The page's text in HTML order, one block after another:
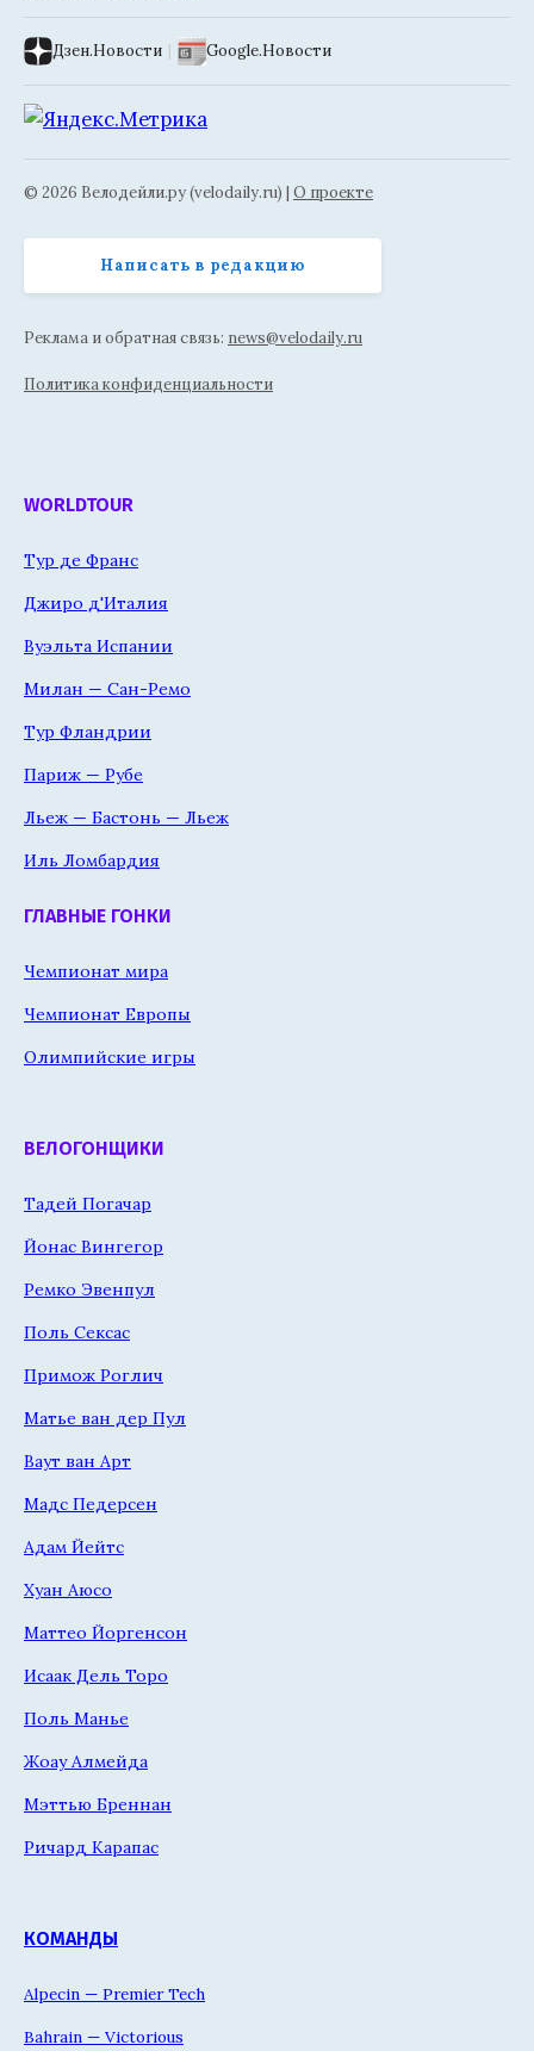
Дзен.Новости | Google.Новости
© 2026 Велодейли.ру (velodaily.ru) | О проекте
Написать в редакцию
Реклама и обратная связь: news@velodaily.ru
Политика конфиденциальности
WORLDTOUR
Тур де Франс
Джиро д'Италия
Вуэльта Испании
Милан — Сан-Ремо
Тур Фландрии
Париж — Рубе
Льеж — Бастонь — Льеж
Иль Ломбардия
ГЛАВНЫЕ ГОНКИ
Чемпионат мира
Чемпионат Европы
Олимпийские игры
ВЕЛОГОНЩИКИ
Тадей Погачар
Йонас Вингегор
Ремко Эвенпул
Поль Сексас
Примож Роглич
Матье ван дер Пул
Ваут ван Арт
Мадс Педерсен
Адам Йейтс
Хуан Аюсо
Маттео Йоргенсон
Исаак Дель Торо
Поль Манье
Жоау Алмейда
Мэттью Бреннан
Ричард Карапас
КОМАНДЫ
Alpecin — Premier Tech
Bahrain — Victorious